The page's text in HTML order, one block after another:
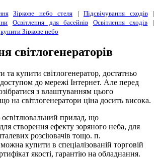
Зіркове небо стеля | Підсвічування сходів|
Освітлення для басейнів Освітлення сходів |
купити Зіркове небо
світлогенераторів
та купити світлогенератор, достатньо
до мережі Інтернет. Але перед
з влаштуванням цього
на світлогенератори ціна досить висока.
освітлювальний прилад, що
створення ефекту зоряного неба, для
розсіювачів тощо. п.
купити в спеціалізованій торговій
якості, гарантію на обладнання.